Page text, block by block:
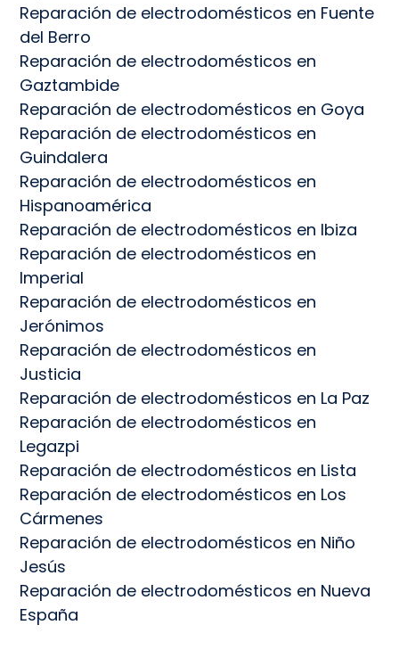
Reparación de electrodomésticos en Fuente
del Berro
Reparación de electrodomésticos en
Gaztambide
Reparación de electrodomésticos en Goya
Reparación de electrodomésticos en
Guindalera
Reparación de electrodomésticos en
Hispanoamérica
Reparación de electrodomésticos en Ibiza
Reparación de electrodomésticos en
Imperial
Reparación de electrodomésticos en
Jerónimos
Reparación de electrodomésticos en
Justicia
Reparación de electrodomésticos en La Paz
Reparación de electrodomésticos en
Legazpi
Reparación de electrodomésticos en Lista
Reparación de electrodomésticos en Los
Cármenes
Reparación de electrodomésticos en Niño
Jesús
Reparación de electrodomésticos en Nueva
España